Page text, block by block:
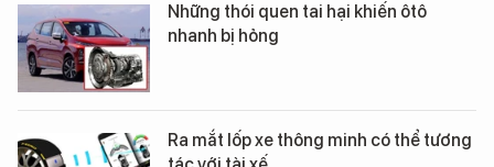
Những thói quen tai hại khiến ôtô
nhanh bị hỏng
Ra mắt lốp xe thông minh có thể tương